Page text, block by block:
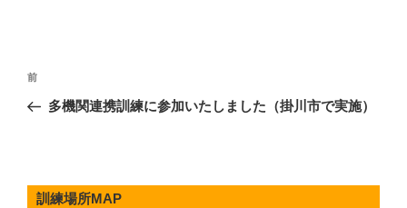
投
ナ
ー
前
の
前
多機関連携訓練に参加いたしました（掛川市で実施）
訓練場所MAP